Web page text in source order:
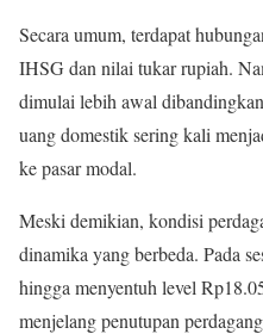
Secara umum, terdapat
IHSG dan nilai tukar rupiah.
dimulai lebih awal
uang domestik sering kali
ke pasar modal.
Meski demikian, kondisi
dinamika yang berbeda. Pada
hingga menyentuh level
menjelang penutupan